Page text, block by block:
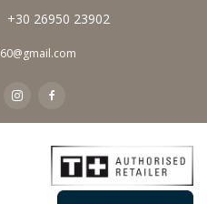
+30 26950 23902